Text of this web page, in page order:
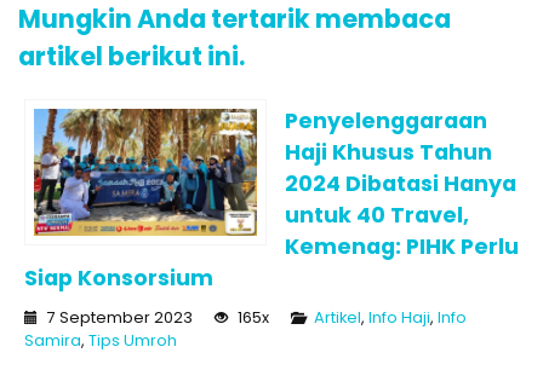
Mungkin Anda tertarik membaca
artikel berikut ini.
Penyelenggaraan
Haji Khusus Tahun
2024 Dibatasi Hanya
untuk 40 Travel,
Kemenag: PIHK Perlu
Siap Konsorsium
7 September 2023 165x Artikel, Info Haji, Info
Samira, Tips Umroh